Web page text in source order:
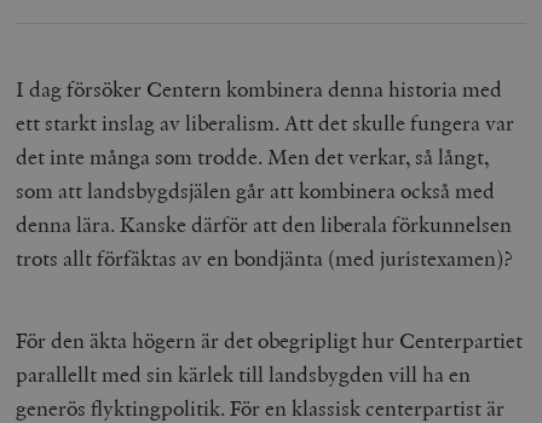
I dag försöker Centern kombinera denna historia med
ett starkt inslag av liberalism. Att det skulle fungera var
det inte många som trodde. Men det verkar, så långt,
som att landsbygdsjälen går att kombinera också med
denna lära. Kanske därför att den liberala förkunnelsen
trots allt förfäktas av en bondjänta (med juristexamen)?
För den äkta högern är det obegripligt hur Centerpartiet
parallellt med sin kärlek till landsbygden vill ha en
generös flyktingpolitik. För en klassisk centerpartist är